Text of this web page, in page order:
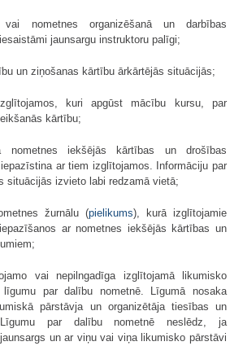
nometnes organizēšanā un darbības
jaunsargu instruktoru palīgi;
un ziņošanas kārtību ārkārtējās situācijās;
kuri apgūst mācību kursu, par
kārtību;
nometnes iekšējās kārtības un drošības
ar tiem izglītojamos. Informāciju par
situācijās izvieto labi redzamā vietā;
žurnālu (pielikums), kurā izglītojamie
ar nometnes iekšējās kārtības un
vai nepilngadīga izglītojamā likumisko
par dalību nometnē. Līgumā nosaka
pārstāvja un organizētāja tiesības un
Līgumu par dalību nometnē neslēdz, ja
un ar viņu vai viņa likumisko pārstāvi